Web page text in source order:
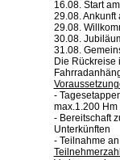
16.08. Start
29.08. Ankunft
29.08.
30.08.
31.08.
Die Rückreise
-
max.1.200 Hm
- Bereitschaft
Unterkünften
- Teilnahme